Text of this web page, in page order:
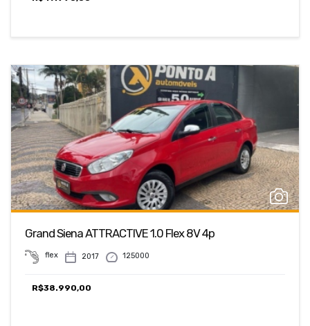
Grand Siena ATTRACTIVE 1.0 Flex 8V 4p
flex 2017 125000
R$38.990,00